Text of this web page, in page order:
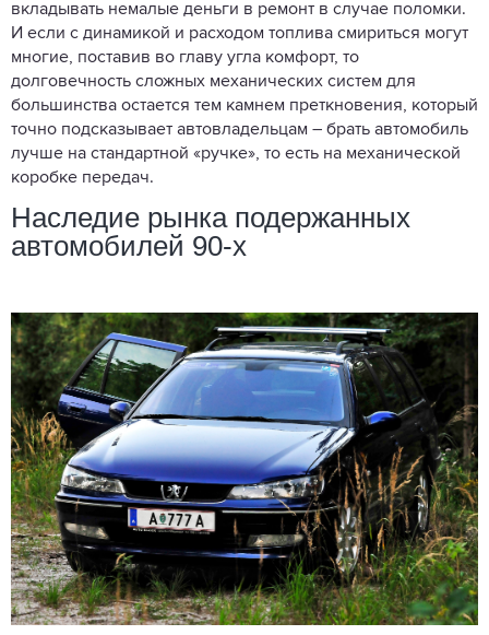
вкладывать немалые деньги в ремонт в случае поломки.
И если с динамикой и расходом топлива смириться могут
многие, поставив во главу угла комфорт, то
долговечность сложных механических систем для
большинства остается тем камнем преткновения, который
точно подсказывает автовладельцам – брать автомобиль
лучше на стандартной «ручке», то есть на механической
коробке передач.
Наследие рынка подержанных
автомобилей 90-х